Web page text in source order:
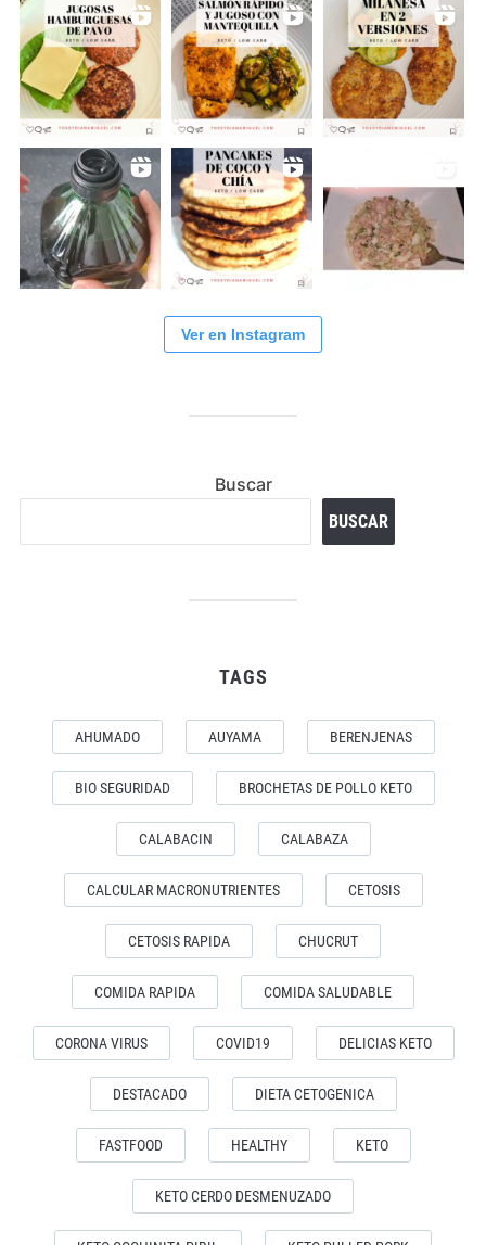
Ver en Instagram
Buscar
BUSCAR
TAGS
AHUMADO AUYAMA BERENJENAS
BIO SEGURIDAD BROCHETAS DE POLLO KETO
CALABACIN CALABAZA
CALCULAR MACRONUTRIENTES CETOSIS
CETOSIS RAPIDA CHUCRUT
COMIDA RAPIDA COMIDA SALUDABLE
CORONA VIRUS COVID19 DELICIAS KETO
DESTACADO DIETA CETOGENICA
FASTFOOD HEALTHY KETO
KETO CERDO DESMENUZADO